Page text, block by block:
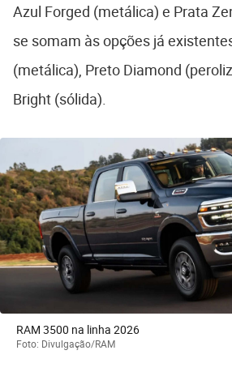
Azul Forged (metálica) e Prata
se somam às opções já
(metálica), Preto Diamond
Bright (sólida).
RAM 3500 na linha 2026
Foto: Divulgação/RAM